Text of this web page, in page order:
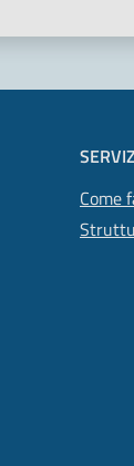
Come